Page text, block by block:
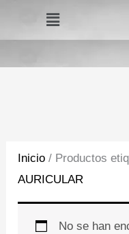
Menú
Inicio / Productos
AURICULAR
No se han